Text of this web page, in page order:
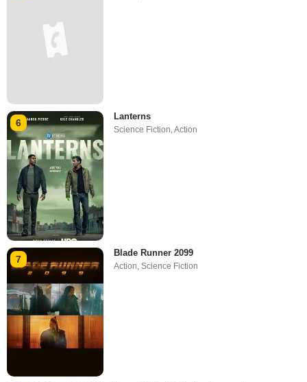
6
Lanterns
Science Fiction,Action
7
Blade Runner 2099
Action ,Science Fiction